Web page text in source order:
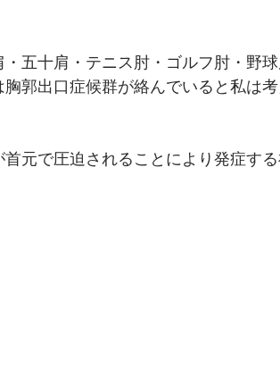
五十肩・テニス肘・ゴルフ肘・野
郭出口症候群が絡んでいると私は
元で圧迫されることにより発症す